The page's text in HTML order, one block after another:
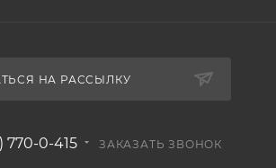
НА РАССЫЛКУ
770-0-415 ЗАКАЗАТЬ ЗВОНОК